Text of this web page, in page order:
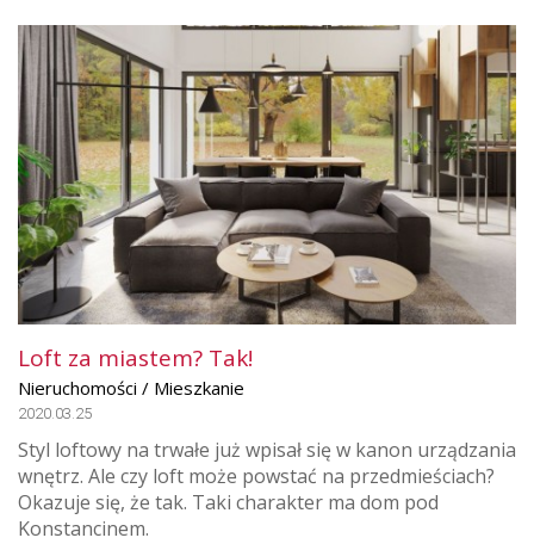
Loft za miastem? Tak!
Nieruchomości / Mieszkanie
2020.03.25
Styl loftowy na trwałe już wpisał się w kanon urządzania
wnętrz. Ale czy loft może powstać na przedmieściach?
Okazuje się, że tak. Taki charakter ma dom pod
Konstancinem.